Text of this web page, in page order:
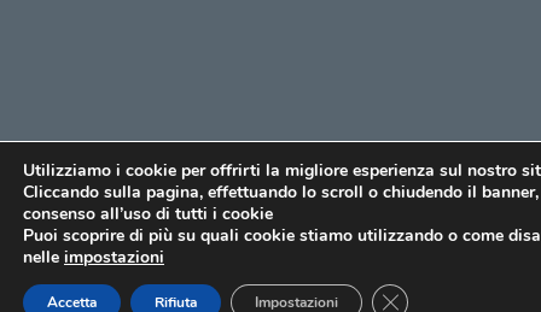
Utilizziamo i cookie per offrirti la migliore esperienza sul nostro
Cliccando sulla pagina, effettuando lo scroll o chiudendo il
consenso all’uso di tutti i cookie
Puoi scoprire di più su quali cookie stiamo utilizzando o come
nelle impostazioni
Accetta Rifiuta Impostazioni CLOSE GDPR